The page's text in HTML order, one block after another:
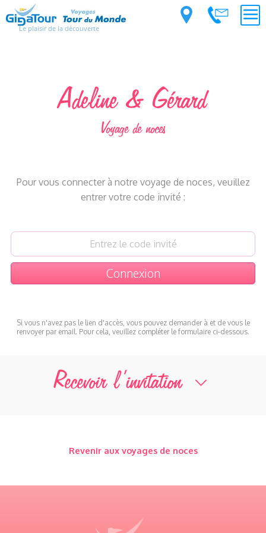
Le plaisir de la découverte
Adeline & Gérard
Voyage de noces
Pour vous connecter à notre voyage de noces, veuillez
entrer votre code invité :
Si vous n'avez pas le lien d'accès, vous pouvez demander à et de vous le
renvoyer par email. Pour cela, veuillez compléter le formulaire ci-dessous.
Recevoir l’invitation
Revenir aux voyages de noces